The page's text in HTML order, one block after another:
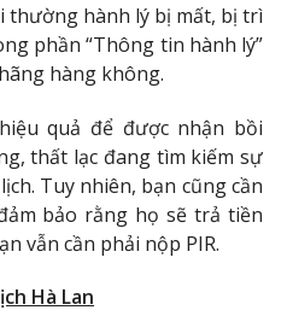
thường hành lý bị mất, bị trì
phần “Thông tin hành lý”
hàng không.
quả để được nhận bồi
thất lạc đang tìm kiếm sự
Tuy nhiên, bạn cũng cần
bảo rằng họ sẽ trả tiền
vẫn cần phải nộp PIR.
Hà Lan